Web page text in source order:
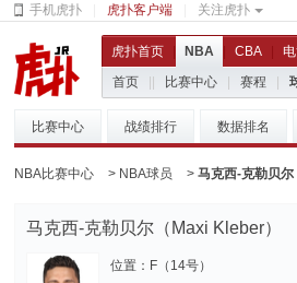
手机虎扑 虎扑客户端 关注虎扑
虎扑首页 NBA CBA
首页
比赛中心 赛程
比赛中心 战绩排行 数据排名
NBA比赛中心 > NBA球员 > 马克西-克勒贝尔
马克西-克勒贝尔（Maxi Kleber）
位置：F（14号）